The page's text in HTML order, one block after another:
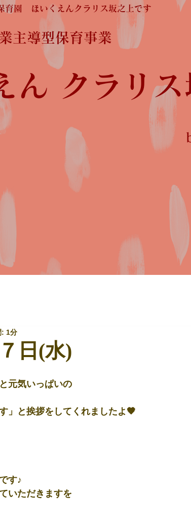
育園 ほいくえんクラリス坂之上です
主導型保育事業
ん クラリス
日(水)
: 1分
元気いっぱいの
」と挨拶をしてくれましたよ🧡
す♪
いただきますを